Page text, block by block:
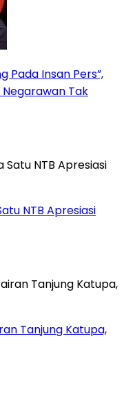
Pada Insan Pers”,
Tak
NTB Apresiasi
Tanjung Katupa,